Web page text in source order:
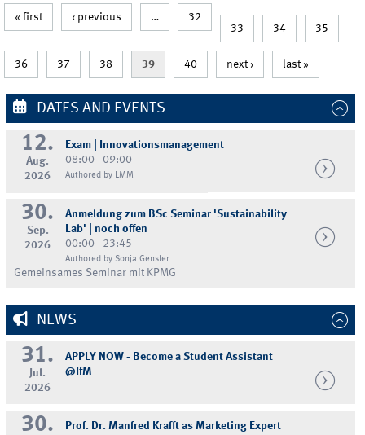
« first ‹ previous …
32
33
34 35
36 37 38 39 40 next › last »
DATES AND EVENTS
12.
Aug.
2026
Exam | Innovationsmanagement
08:00 - 09:00
Authored by LMM
30.
Sep.
2026
Anmeldung zum BSc Seminar 'Sustainability
Lab' | noch offen
00:00 - 23:45
Authored by Sonja Gensler
Gemeinsames Seminar mit KPMG
NEWS
31.
Jul.
2026
APPLY NOW - Become a Student Assistant
@IfM
30.
Prof. Dr. Manfred Krafft as Marketing Expert